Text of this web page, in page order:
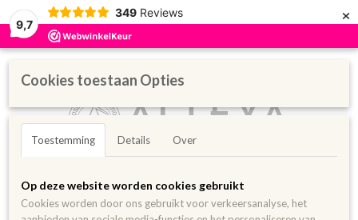
9,7
349 Reviews ×
Cookies toestaan Opties
Toestemming Details Over
Op deze website worden cookies gebruikt
Cookies worden door ons gebruikt voor verkeersanalyse, het